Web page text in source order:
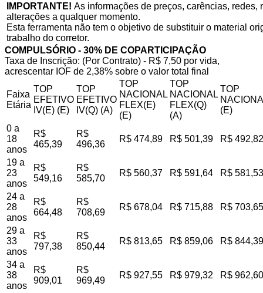
IMPORTANTE! As informações de preços, carências,
alterações a qualquer momento.
Esta ferramenta não tem o objetivo de substituir o material
trabalho do corretor.
COMPULSÓRIO - 30% DE COPARTICIPAÇÃO
Taxa de Inscrição: (Por Contrato) - R$ 7,50 por vida,
acrescentar IOF de 2,38% sobre o valor total final
Faixa
Etária
TOP
EFETIVO
IV(E) (E)
TOP
EFETIVO
IV(Q) (A)
TOP
NACIONAL
FLEX(E)
(E)
TOP
NACIONAL
FLEX(Q)
(A)
TOP
(E)
0 a
18
anos
R$
465,39
R$
496,36
R$ 474,89 R$ 501,39 R$ 492,82
19 a
23
anos
R$
549,16
R$
585,70
R$ 560,37 R$ 591,64 R$ 581,53
24 a
28
anos
R$
664,48
R$
708,69
R$ 678,04 R$ 715,88 R$ 703,65
29 a
33
anos
R$
797,38
R$
850,44
R$ 813,65 R$ 859,06 R$ 844,39
34 a
38
anos
R$
909,01
R$
969,49
R$ 927,55 R$ 979,32 R$ 962,60